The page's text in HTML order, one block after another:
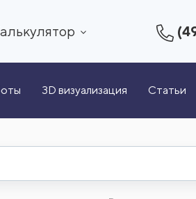
3D визуализация Статьи